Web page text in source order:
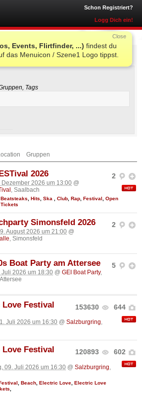
Schon Registriert?
Logg Dich ein!
Events, Flirtfinder, ...) findest du
das Menuicon / Szene1 Logo tippst.
Close
Tags
Gruppen
2
2026
Dezember 2026 um 13:00 @
, Saalbach
Beatsteaks Hits Ska Club Rap Festival
Open
Tickets
2
Simonsfeld 2026
August 2026 um 21:00 @
, Simonsfeld
5
Boat Party am Attersee
Juli 2026 um 18:30 @ GEI Boat Party,
153630 644
Festival
Juli 2026 um 16:30 @ Salzburgring,
120893 602
Festival
09. Juli 2026 um 16:30 @ Salzburgring
Beach Electric Love Electric Love